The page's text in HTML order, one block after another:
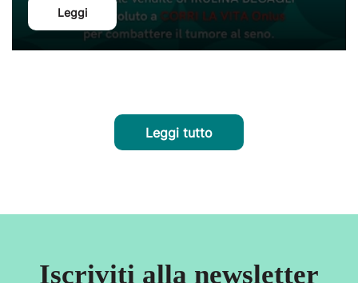
Leggi
Leggi tutto
Iscriviti alla newsletter